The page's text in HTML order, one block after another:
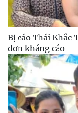
Bị cáo Thái
đơn kháng cáo